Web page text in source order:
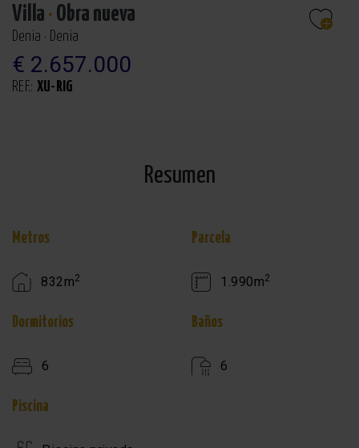
Villa · Obra nueva
Denia · Denia
€ 2.657.000
REF.: XU-RIG
Resumen
Metros
832m2
Parcela
1.990m2
Dormitorios
6
Baños
6
Piscina